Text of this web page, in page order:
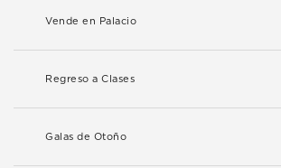
Vende en Palacio
Regreso a Clases
Galas de Otoño